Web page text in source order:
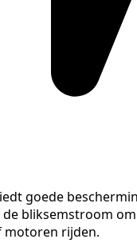
goede
bliksemstroom
motoren rijden.